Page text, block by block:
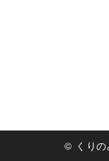
© くり